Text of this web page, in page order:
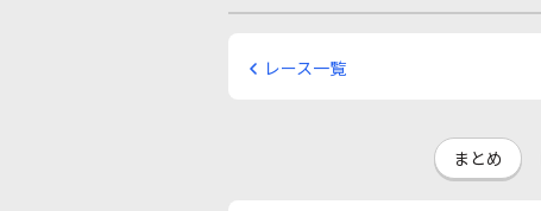
レース一覧
まとめ